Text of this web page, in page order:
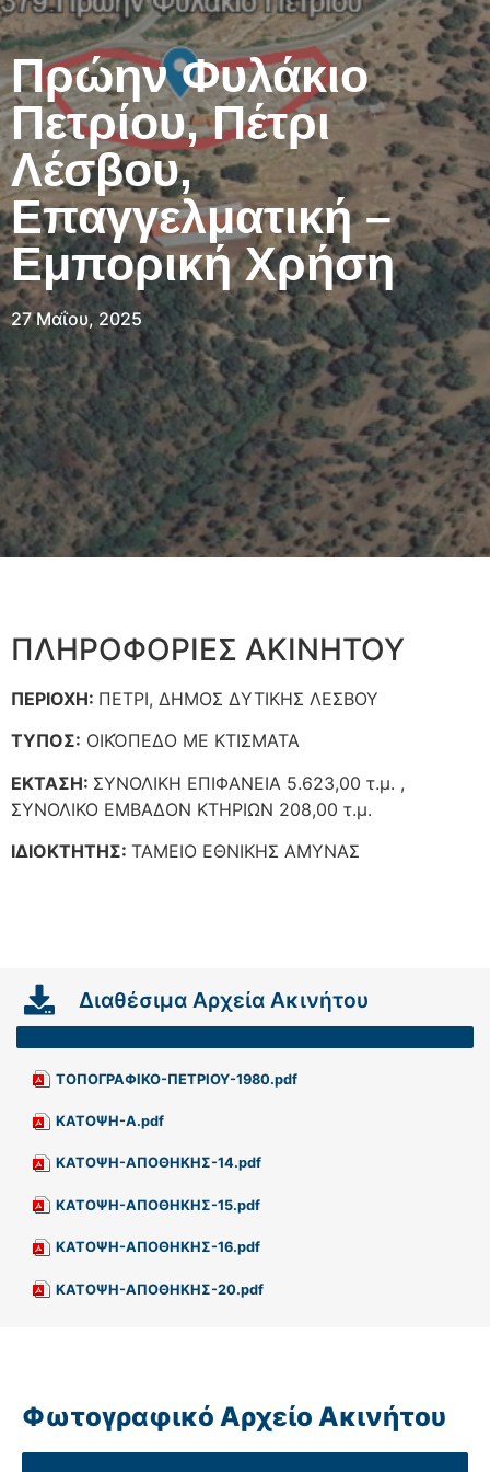
Πρώην Φυλάκιο
Πετρίου, Πέτρι
Λέσβου,
Επαγγελματική –
Εμπορική Χρήση
27 Μαΐου, 2025
ΠΛΗΡΟΦΟΡΙΕΣ ΑΚΙΝΗΤΟΥ
ΠΕΡΙΟΧΗ: ΠΕΤΡΙ, ΔΗΜΟΣ ΔΥΤΙΚΗΣ ΛΕΣΒΟΥ
ΤΥΠΟΣ: ΟΙΚΌΠΕΔΟ ΜΕ ΚΤΙΣΜΑΤΑ
ΕΚΤΑΣΗ: ΣΥΝΟΛΙΚΗ ΕΠΙΦΑΝΕΙΑ 5.623,00 τ.μ. ,
ΣΥΝΟΛΙΚΟ ΕΜΒΑΔΟΝ ΚΤΗΡΙΩΝ 208,00 τ.μ.
ΙΔΙΟΚΤΗΤΗΣ: ΤΑΜΕΙΟ ΕΘΝΙΚΗΣ ΑΜΥΝΑΣ
Διαθέσιμα Αρχεία Ακινήτου
ΤΟΠΟΓΡΑΦΙΚΟ-ΠΕΤΡΙΟΥ-1980.pdf
ΚΑΤΟΨΗ-Α.pdf
ΚΑΤΟΨΗ-ΑΠΟΘΗΚΗΣ-14.pdf
ΚΑΤΟΨΗ-ΑΠΟΘΗΚΗΣ-15.pdf
ΚΑΤΟΨΗ-ΑΠΟΘΗΚΗΣ-16.pdf
ΚΑΤΟΨΗ-ΑΠΟΘΗΚΗΣ-20.pdf
Φωτογραφικό Αρχείο Ακινήτου